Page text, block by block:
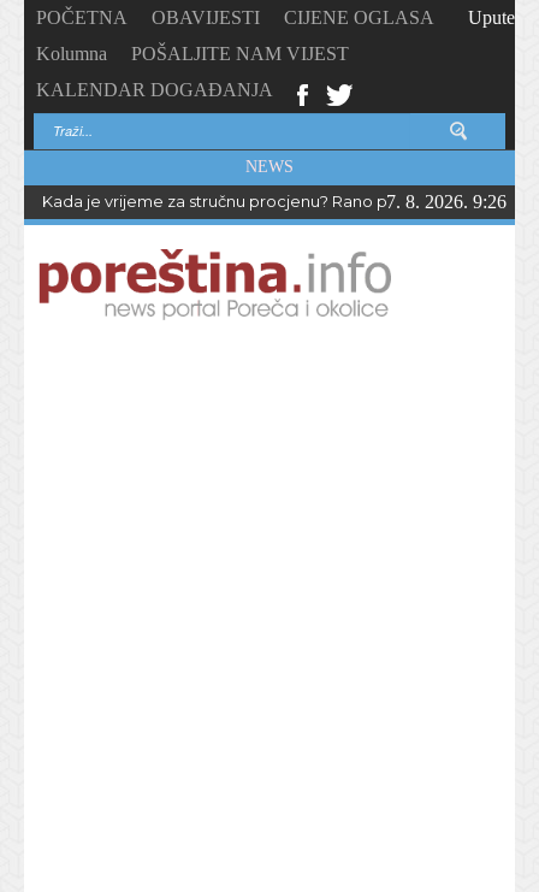
POČETNA OBAVIJESTI
CIJENE OGLASA
Kolumna
POŠALJITE NAM VIJEST
KALENDAR DOGAĐANJA
Upute
NEWS
Kada je vrijeme za stručnu procjenu? Rano prepoznavanje
7. 8. 2026. 9:26